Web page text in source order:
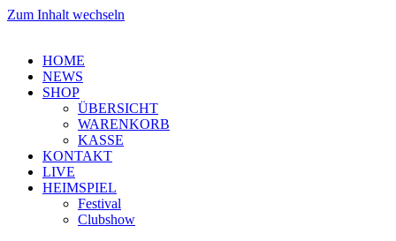
Zum Inhalt wechseln
HOME
NEWS
SHOP
ÜBERSICHT
WARENKORB
KASSE
KONTAKT
LIVE
HEIMSPIEL
Festival
Clubshow